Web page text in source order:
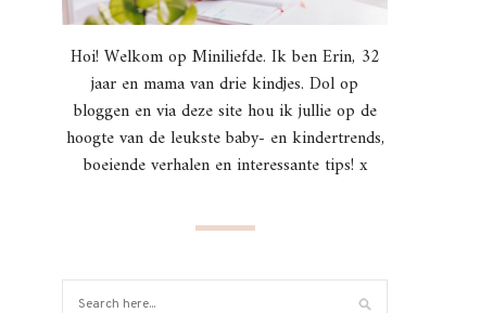
Hoi! Welkom op Miniliefde. Ik ben Erin, 32
jaar en mama van drie kindjes. Dol op
bloggen en via deze site hou ik jullie op de
hoogte van de leukste baby- en kindertrends,
boeiende verhalen en interessante tips! x